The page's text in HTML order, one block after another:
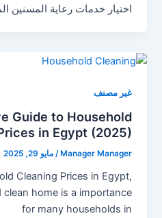
اختيار خدمات رعاية المسنين
غير مصنف
Guide to Household
in Egypt (2025)
Manager Manager
/مايو 29, 2025
Cleaning Prices in Egypt,
clean home is a importance
for many households in